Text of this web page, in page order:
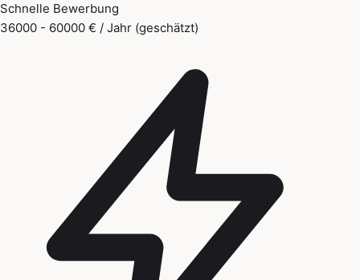
Schnelle Bewerbung
36000 - 60000 € / Jahr (geschätzt)